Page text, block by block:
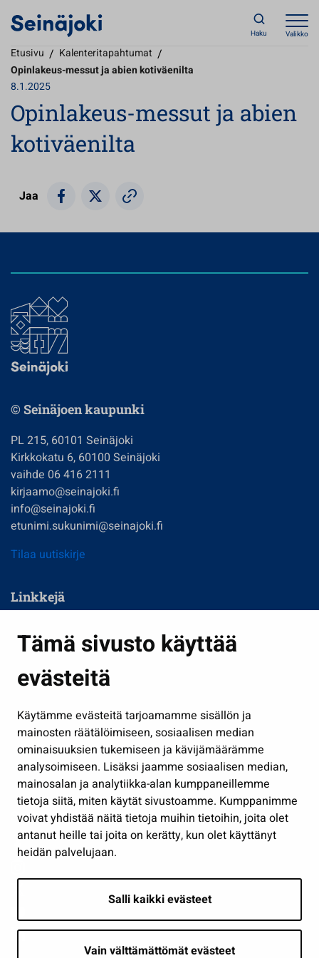
Tämä sivusto käyttää
evästeitä
Käytämme evästeitä tarjoamamme sisällön ja
mainosten räätälöimiseen, sosiaalisen median
ominaisuuksien tukemiseen ja kävijämäärämme
analysoimiseen. Lisäksi jaamme sosiaalisen median,
mainosalan ja analytiikka-alan kumppaneillemme
tietoja siitä, miten käytät sivustoamme. Kumppanimme
voivat yhdistää näitä tietoja muihin tietoihin, joita olet
antanut heille tai joita on kerätty, kun olet käyttänyt
heidän palvelujaan.
Salli kaikki evästeet
Vain välttämättömät evästeet
Haku Valikko
Etusivu / Kalenteritapahtumat /
Opinlakeus-messut ja abien kotiväenilta
8.1.2025
Opinlakeus-messut ja abien
kotiväenilta
Jaa
© Seinäjoen kaupunki
PL 215, 60101 Seinäjoki
Kirkkokatu 6, 60100 Seinäjoki
vaihde 06 416 2111
kirjaamo@seinajoki.fi
info@seinajoki.fi
etunimi.sukunimi@seinajoki.fi
Tilaa uutiskirje
Linkkejä
Kasvatus ja opetus
Kulttuuri ja liikunta
Työ ja yrittäminen
Osallistu ja asioi
Näytä omat evästeasetukseni
Seuraa meitä